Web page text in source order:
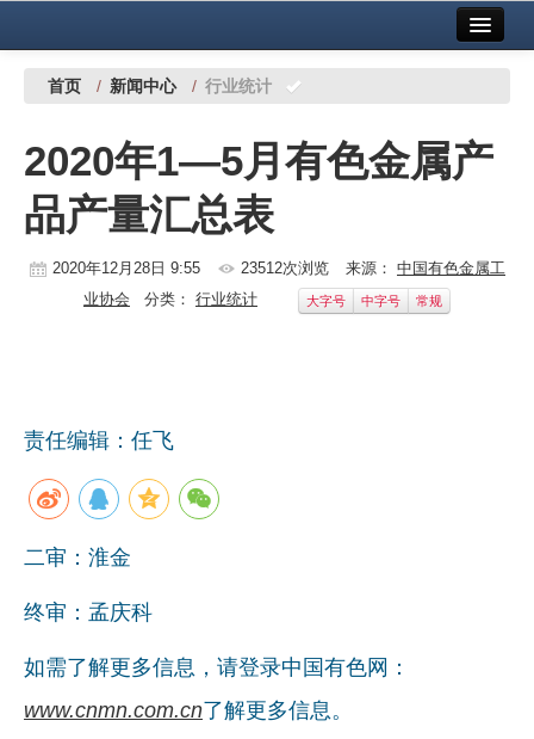
中国有色金属报社主办 广告服务
铜镍铅锌
铝
稀有稀土
党建工作
企业文化
《资源再生》杂志
行情报价
数字报
首页 / 新闻中心 / 行业统计
2020年1—5月有色金属产
品产量汇总表
2020年12月28日 9:55 23512次浏览 来源： 中国有色金属工
业协会 分类： 行业统计 大字号 中字号 常规
责任编辑：任飞
二审：淮金
终审：孟庆科
如需了解更多信息，请登录中国有色网：
www.cnmn.com.cn了解更多信息。